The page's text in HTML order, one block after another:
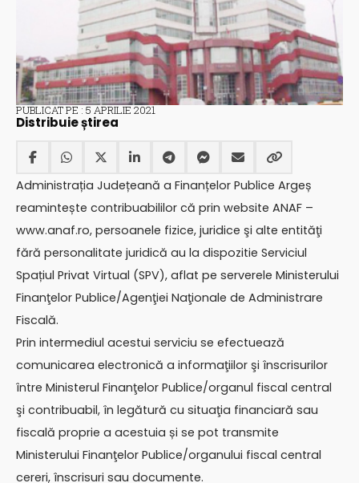
PUBLICAT PE : 5 APRILIE 2021
Distribuie știrea
Administrația Județeană a Finanțelor Publice Argeș
reamintește contribuabililor că prin website ANAF –
www.anaf.ro, persoanele fizice, juridice şi alte entităţi
fără personalitate juridică au la dispozitie Serviciul
Spațiul Privat Virtual (SPV), aflat pe serverele Ministerului
Finanţelor Publice/Agenţiei Naţionale de Administrare
Fiscală.
Prin intermediul acestui serviciu se efectuează
comunicarea electronică a informaţiilor şi înscrisurilor
între Ministerul Finanţelor Publice/organul fiscal central
şi contribuabil, în legătură cu situaţia financiară sau
fiscală proprie a acestuia și se pot transmite
Ministerului Finanţelor Publice/organului fiscal central
cereri, înscrisuri sau documente.